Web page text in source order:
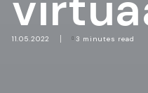
11.05.2022 3 minutes read